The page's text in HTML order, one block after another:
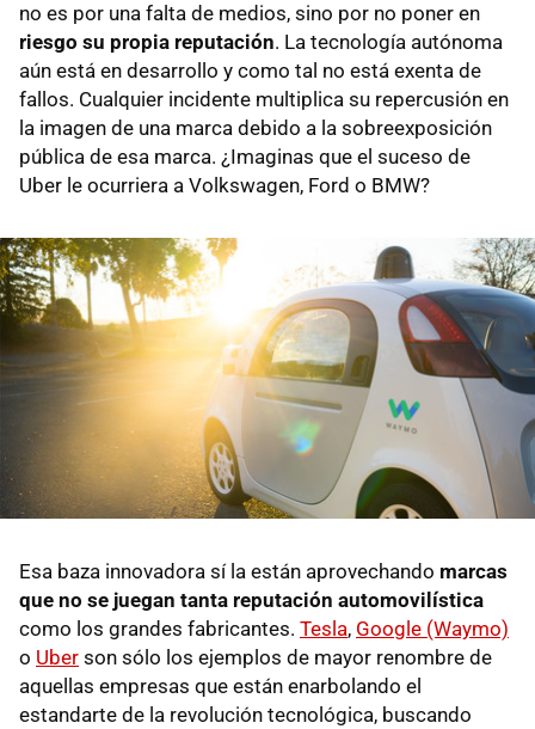
no es por una falta de medios, sino por no poner en
riesgo su propia reputación. La tecnología autónoma
aún está en desarrollo y como tal no está exenta de
fallos. Cualquier incidente multiplica su repercusión en
la imagen de una marca debido a la sobreexposición
pública de esa marca. ¿Imaginas que el suceso de
Uber le ocurriera a Volkswagen, Ford o BMW?
Esa baza innovadora sí la están aprovechando marcas
que no se juegan tanta reputación automovilística
como los grandes fabricantes. Tesla, Google (Waymo)
o Uber son sólo los ejemplos de mayor renombre de
aquellas empresas que están enarbolando el
estandarte de la revolución tecnológica, buscando